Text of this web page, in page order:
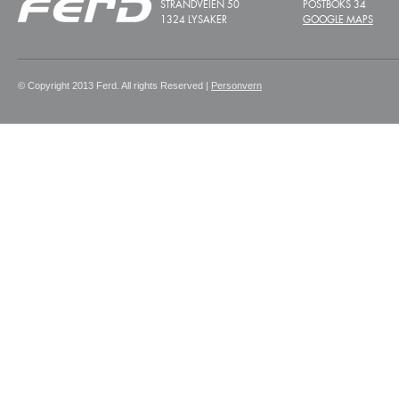
STRANDVEIEN 50
1324 LYSAKER
POSTBOKS 34
GOOGLE MAPS
© Copyright 2013 Ferd. All rights Reserved | Personvern